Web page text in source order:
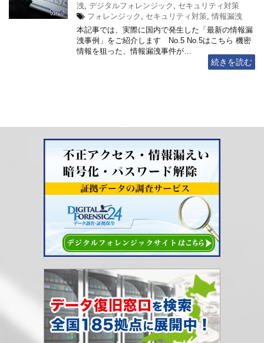
洩 デジタルフォレンジック
セキュリティ対策
フォレンジック
セキュリティ対策 情報漏洩
本記事では、実際に国内で発生した「最新の情報漏
洩事例」をご紹介します No.5 No.5はこちら 機密
情報を狙った、情報漏洩事件が…
続きを読む